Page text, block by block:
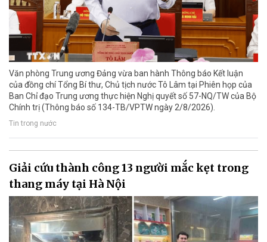
Văn phòng Trung ương Đảng vừa ban hành Thông báo Kết luận
của đồng chí Tổng Bí thư, Chủ tịch nước Tô Lâm tại Phiên họp của
Ban Chỉ đạo Trung ương thực hiện Nghị quyết số 57-NQ/TW của Bộ
Chính trị (Thông báo số 134-TB/VPTW ngày 2/8/2026).
Tin trong nước
Giải cứu thành công 13 người mắc kẹt trong
thang máy tại Hà Nội